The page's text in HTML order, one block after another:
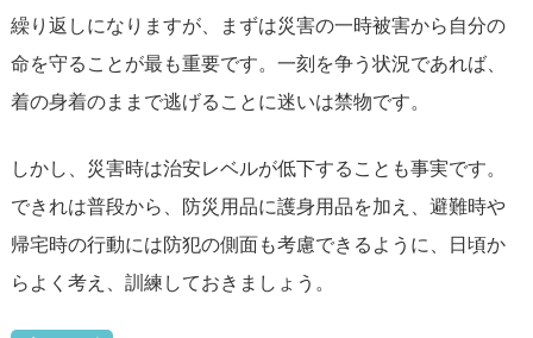
繰り返しになりますが、まずは災害の一時被害から自分の
命を守ることが最も重要です。一刻を争う状況であれば、
着の身着のままで逃げることに迷いは禁物です。
しかし、災害時は治安レベルが低下することも事実です。
できれは普段から、防災用品に護身用品を加え、避難時や
帰宅時の行動には防犯の側面も考慮できるように、日頃か
らよく考え、訓練しておきましょう。